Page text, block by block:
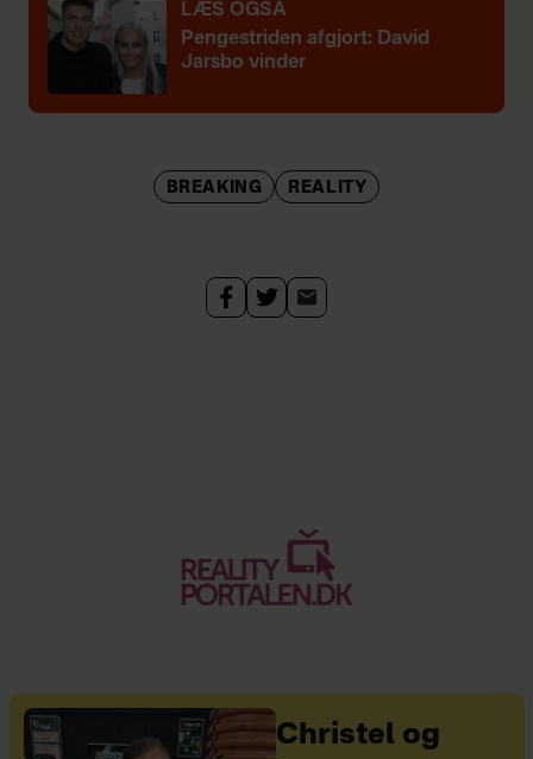
LÆS OGSÅ
Pengestriden afgjort: David
Jarsbo vinder
BREAKING REALITY
Christel og